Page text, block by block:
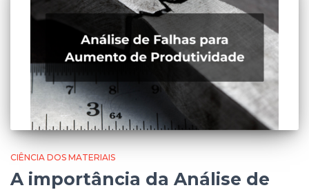
CIÊNCIA DOS MATERIAIS
A importância da Análise de